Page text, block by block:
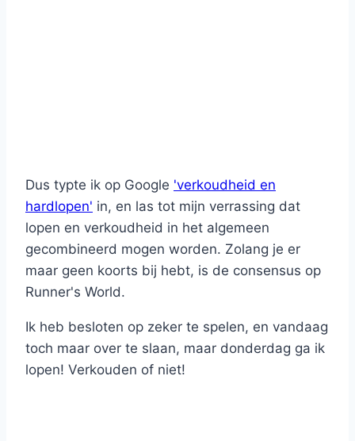
Dus typte ik op Google 'verkoudheid en
hardlopen' in, en las tot mijn verrassing dat
lopen en verkoudheid in het algemeen
gecombineerd mogen worden. Zolang je er
maar geen koorts bij hebt, is de consensus op
Runner's World.
Ik heb besloten op zeker te spelen, en vandaag
toch maar over te slaan, maar donderdag ga ik
lopen! Verkouden of niet!